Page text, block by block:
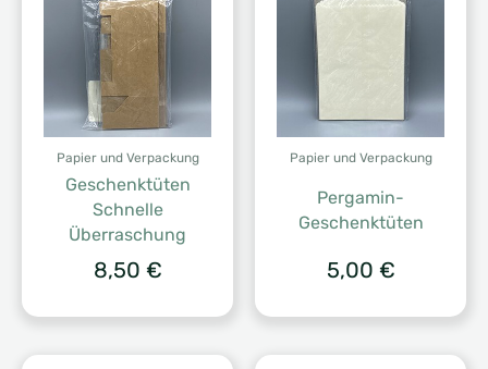
Papier und Verpackung
Geschenktüten
Schnelle
Überraschung
8,50 €
Papier und Verpackung
Pergamin-
Geschenktüten
5,00 €